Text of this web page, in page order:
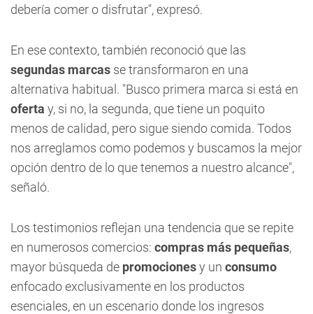
debería comer o disfrutar", expresó.
En ese contexto, también reconoció que las
segundas marcas se transformaron en una
alternativa habitual. "Busco primera marca si está en
oferta y, si no, la segunda, que tiene un poquito
menos de calidad, pero sigue siendo comida. Todos
nos arreglamos como podemos y buscamos la mejor
opción dentro de lo que tenemos a nuestro alcance",
señaló.
Los testimonios reflejan una tendencia que se repite
en numerosos comercios: compras más pequeñas,
mayor búsqueda de promocionesy un consumo
enfocado exclusivamente en los productos
esenciales, en un escenario donde los ingresos